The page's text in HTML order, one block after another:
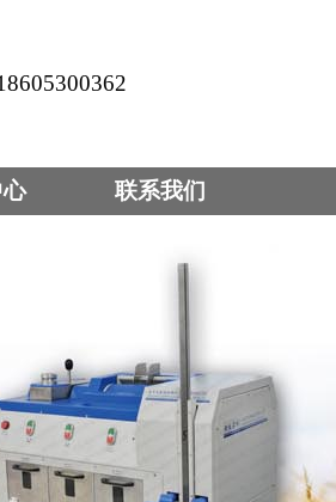
联系我们